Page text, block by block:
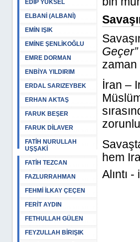
EDİP YÜKSEL
ELBANİ (ALBANİ)
EMİN IŞIK
EMİNE ŞENLİKOĞLU
EMRE DORMAN
ENBİYA YILDIRIM
ERDAL SARIZEYBEK
ERHAN AKTAŞ
FARUK BEŞER
FARUK DİLAVER
FATİH NURULLAH
UŞŞAKİ
FATİH TEZCAN
FAZLURRAHMAN
FEHMİ İLKAY ÇEÇEN
FERİT AYDIN
FETHULLAH GÜLEN
FEYZULLAH BİRIŞIK
Geçer”
zaman
İran –
hem
Alıntı